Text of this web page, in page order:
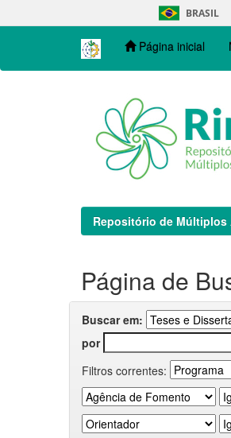
navigation
BRASIL
Página inicial
Repositório de Múltiplos
Página de
Buscar em:
por
Filtros correntes: